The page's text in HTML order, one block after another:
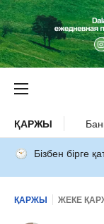
ҚАРЖЫ
Бізбен бірге
ҚАРЖЫ ЖЕКЕ